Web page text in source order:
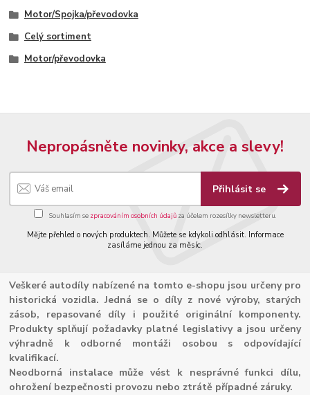
Motor/Spojka/převodovka
Celý sortiment
Motor/převodovka
Nepropásněte novinky, akce a slevy!
Přihlásit se
Souhlasím se zpracováním osobních údajůza účelem rozesílky newsletteru.
Mějte přehled o nových produktech. Můžete se kdykoli odhlásit. Informace
zasíláme jednou za měsíc.
Veškeré autodíly nabízené na tomto e-shopu jsou určeny pro
historická vozidla. Jedná se o díly z nové výroby, starých
zásob, repasované díly i použité originální komponenty.
Produkty splňují požadavky platné legislativy a jsou určeny
výhradně k odborné montáži osobou s odpovídající
kvalifikací.
Neodborná instalace může vést k nesprávné funkci dílu,
ohrožení bezpečnosti provozu nebo ztrátě případné záruky.